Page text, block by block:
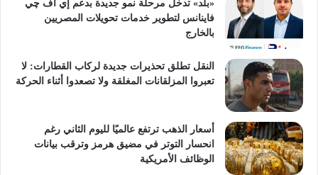
«بلد» تدخل مرحلة نمو جديدة بدعم إي اف چي
فاينانس لتطوير خدمات تحويلات المصريين
بالخارج
النقل تطلق تحذيرات جديدة لركاب القطارات: لا
تعبروا المزلقانات المغلقة ولا تصعدوا أثناء الحركة
أسعار الذهب ترتفع عالميًا لليوم الثاني رغم
انحسار التوتر في مضيق هرمز وترقب بيانات
الوظائف الأمريكية